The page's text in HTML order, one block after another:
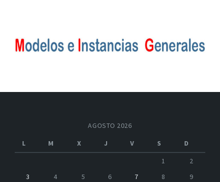
AGOSTO 2026
L
M X J V S
D
1
2
3
4 5 6 7 8
9